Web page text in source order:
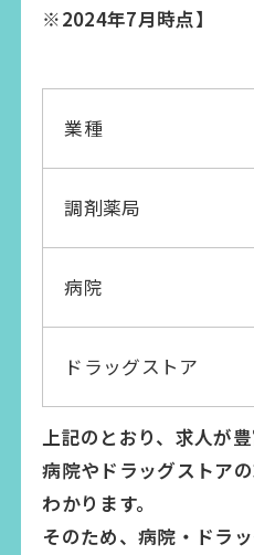
※2024年7月時点】
業種
調剤薬局
病院
ドラッグストア
上記のとおり、求人が
病院やドラッグストア
わかります。
そのため、病院・ドラ